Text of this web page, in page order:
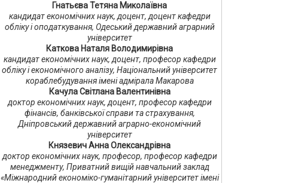
Гнатьєва Тетяна Миколаївна
кандидат економічних наук, доцент, доцент кафедри
обліку і оподаткування, Одеський державний аграрний
університет
Каткова Наталя Володимирівна
кандидат економічних наук, доцент, професор кафедри
обліку і економічного аналізу, Національний університет
кораблебудування імені адмірала Макарова
Качула Світлана Валентинівна
доктор економічних наук, доцент, професор кафедри
фінансів, банківської справи та страхування,
Дніпровський державний аграрно-економічний
університет
Князевич Анна Олександрівна
доктор економічних наук, професор, професор кафедри
менеджменту, Приватний вищій навчальний заклад
«Міжнародний економіко-гуманітарний університет імені